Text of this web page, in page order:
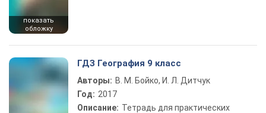
показать
обложку
ГДЗ География 9 класс
Авторы: В. М. Бойко, И. Л. Дитчук
Год: 2017
Описание: Тетрадь для практических